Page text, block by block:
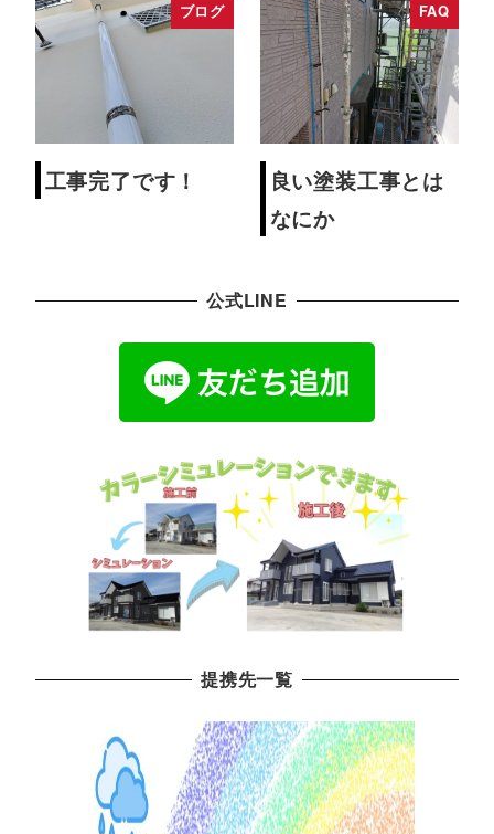
ブログ
工事完了です！
FAQ
良い塗装工事とは
なにか
公式LINE
提携先一覧